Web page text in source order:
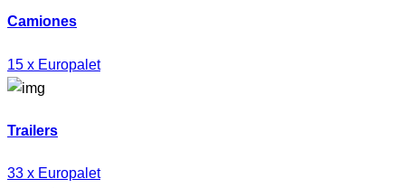
Camiones
15 x Europalet
Trailers
33 x Europalet